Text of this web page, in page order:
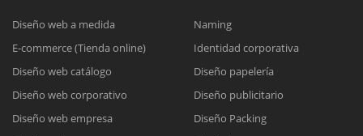
Diseño web a medida
E-commerce (Tienda online)
Diseño web catálogo
Diseño web corporativo
Diseño web empresa
Naming
Identidad corporativa
Diseño papelería
Diseño publicitario
Diseño Packing